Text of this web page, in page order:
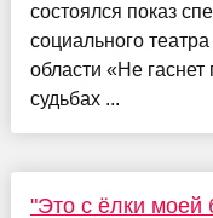
состоялся показ
социального
области «Не
судьбах ...
"Это с ёлки моей